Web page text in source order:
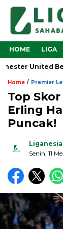
HOME LIGA
United
Home / Premier
Top
Erling
Puncak!
Liganesia
Senin, 11